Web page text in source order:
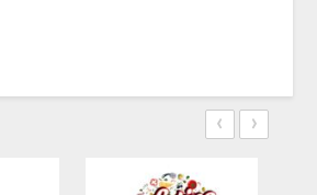
‹ ›